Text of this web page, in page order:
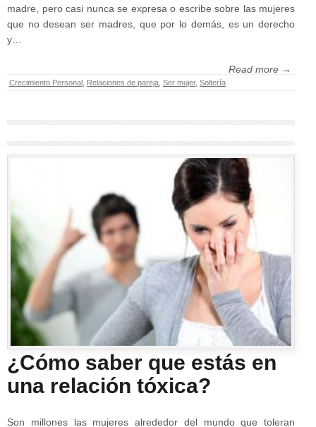
madre, pero casi nunca se expresa o escribe sobre las mujeres
que no desean ser madres, que por lo demás, es un derecho
y…
Read more →
Crecimiento Personal Relaciones de pareja Ser mujer, Soltería
¿Cómo saber que estás en
una relación tóxica?
Son millones las mujeres alrededor del mundo que toleran